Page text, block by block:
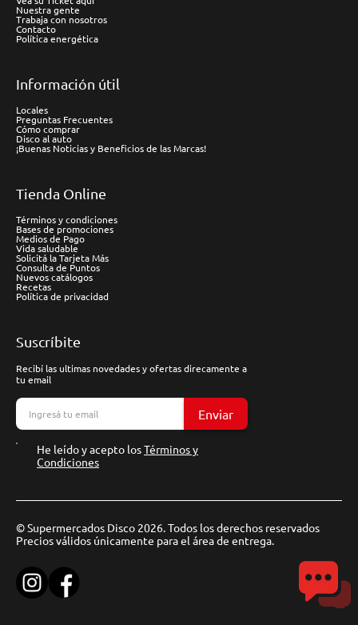
Nuestra gente
Trabaja con nosotros
Contacto
Política energética
Información útil
Locales
Preguntas Frecuentes
Cómo comprar
Disco al auto
¡Buenas Noticias y Beneficios de las Marcas!
Tienda Online
Términos y condiciones
Bases de promociones
Medios de Pago
Vida saludable
Solicitá la Tarjeta Más
Consulta de Puntos
Nuevos catálogos
Recetas
Política de privacidad
Suscríbite
Recibí las ultimas novedades y ofertas direcamente a
tu email
Enviar
He leído y acepto losTérminos y
Condiciones
© Supermercados Disco 2026. Todos los derechos reservados
Precios válidos únicamente para el área de entrega.